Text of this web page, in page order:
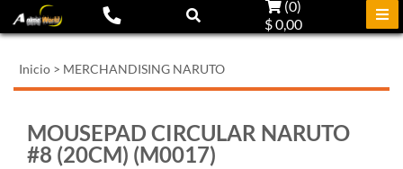
(0)
$ 0,00
Inicio > MERCHANDISING NARUTO
MOUSEPAD CIRCULAR NARUTO
#8 (20CM) (M0017)